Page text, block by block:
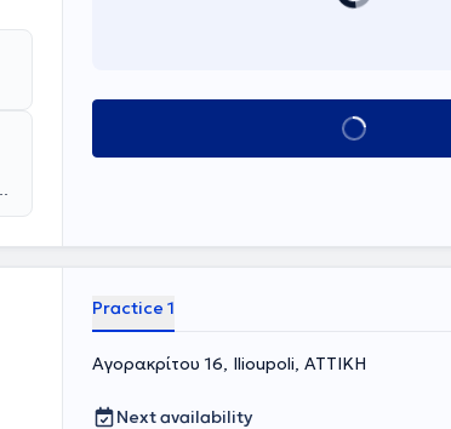
Book
Practice 1
Αγορακρίτου 16, Ilioupoli, ΑΤΤΙΚΗ
Next availability